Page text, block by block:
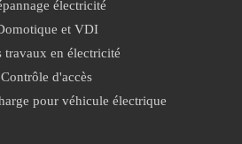
électricité
et VDI
travaux en électricité
Contrôle d'accès
pour véhicule électrique